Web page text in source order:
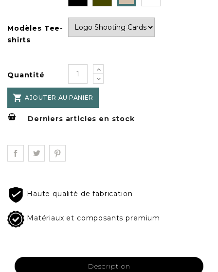
Drab
Modèles Tee-
shirts
Quantité
 AJOUTER AU PANIER
Derniers articles en stock
Haute qualité de fabrication
Matériaux et composants premium
Description